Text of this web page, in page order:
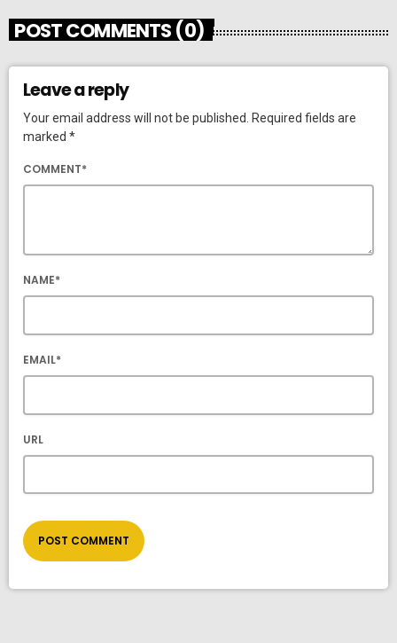
POST COMMENTS (0)
Leave a reply
Your email address will not be published. Required fields are
marked *
COMMENT*
NAME*
EMAIL*
URL